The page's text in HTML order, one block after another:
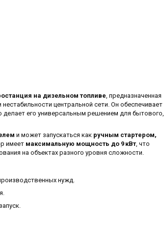
на дизельном топливе, предназначенная
центральной сети. Он обеспечивает
делает его универсальным решением для бытового,
и может запускаться как ручным стартером,
имеет максимальную мощность до 9 кВт, что
на объектах разного уровня сложности.
нужд.